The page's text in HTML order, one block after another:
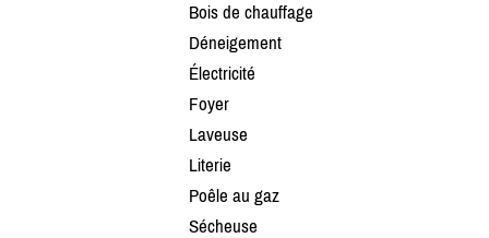
Bois de chauffage
Déneigement
Électricité
Foyer
Laveuse
Literie
Poêle au gaz
Sécheuse